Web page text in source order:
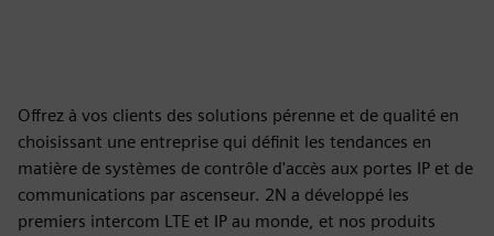
Offrez à vos clients des solutions pérenne et de qualité en
choisissant une entreprise qui définit les tendances en
matière de systèmes de contrôle d'accès aux portes IP et de
communications par ascenseur. 2N a développé les
premiers intercom LTE et IP au monde, et nos produits